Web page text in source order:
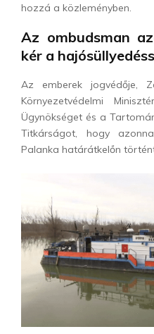
hozzá a közleményben.
Az ombudsman
kér a
Az emberek jogvédője,
Környezetvédelmi
Ügynökséget és a
Titkárságot, hogy
Palanka határátkelőn